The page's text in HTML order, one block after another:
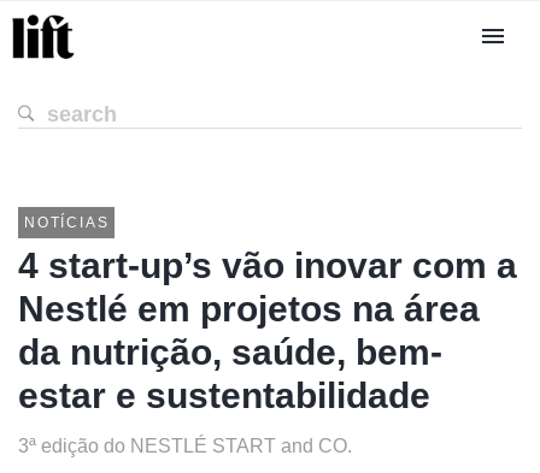
NOTÍCIAS
4 start-up’s vão inovar com a
Nestlé em projetos na área
da nutrição, saúde, bem-
estar e sustentabilidade
3ª edição do NESTLÉ START and CO.